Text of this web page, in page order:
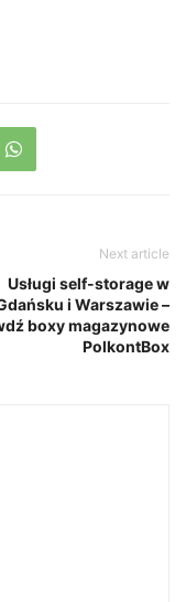
Next article
Usługi self-storage w
i Warszawie –
boxy magazynowe
PolkontBox